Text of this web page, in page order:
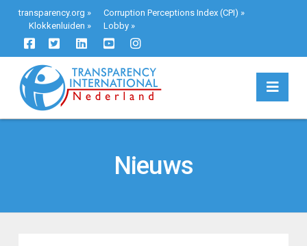
transparency.org » Corruption Perceptions Index (CPI) »
Klokkenluiden » Lobby»
Nieuws